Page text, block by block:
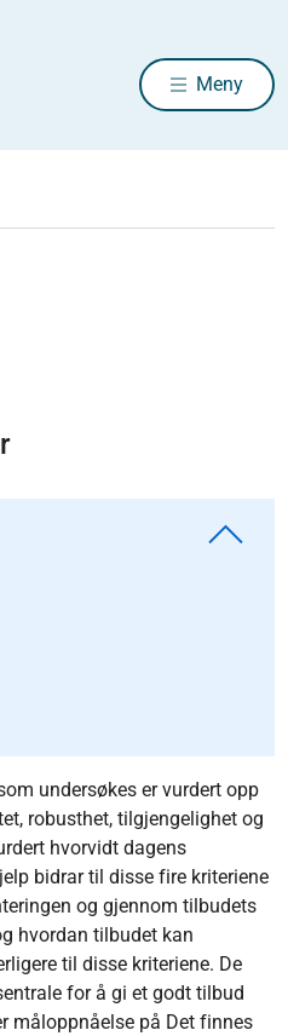
Meny
undersøkes er vurdert opp
robusthet, tilgjengelighet og
hvorvidt dagens
bidrar til disse fire kriteriene
og gjennom tilbudets
hvordan tilbudet kan
til disse kriteriene. De
for å gi et godt tilbud
måloppnåelse på Det finnes